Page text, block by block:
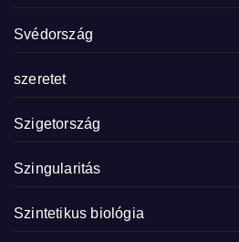
Svédország
szeretet
Szigetország
Szingularitás
Szintetikus biológia